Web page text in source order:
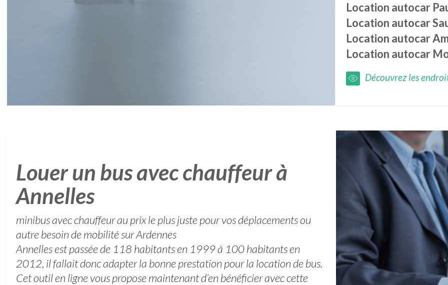
Location autocar
Location autocar
Location autocar
Location autocar
Découvrez les
Louer un bus avec chauffeur à
Annelles
minibus avec chauffeur au prix le plus juste pour vos déplacements ou
autre besoin de mobilité sur Ardennes
Annelles est passée de 118 habitants en 1999 à 100 habitants en
2012, il fallait donc adapter la bonne prestation pour la location de bus.
Cet outil en ligne vous propose maintenant d’en bénéficier avec cette